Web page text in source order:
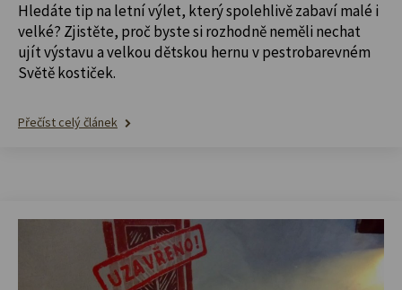
Hledáte tip na letní výlet, který spolehlivě zabaví malé i
velké? Zjistěte, proč byste si rozhodně neměli nechat
ujít výstavu a velkou dětskou hernu v pestrobarevném
Světě kostiček.
Přečíst celý článek